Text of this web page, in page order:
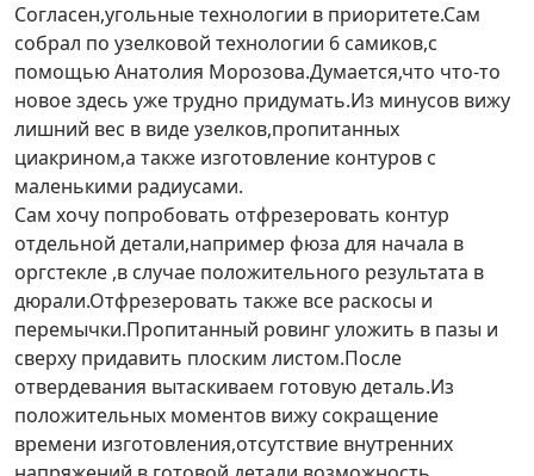
Согласен,угольные технологии в приоритете.Сам
собрал по узелковой технологии 6 самиков,с
помощью Анатолия Морозова.Думается,что что-то
новое здесь уже трудно придумать.Из минусов вижу
лишний вес в виде узелков,пропитанных
циакрином,а также изготовление контуров с
маленькими радиусами.
Сам хочу попробовать отфрезеровать контур
отдельной детали,например фюза для начала в
оргстекле ,в случае положительного результата в
дюрали.Отфрезеровать также все раскосы и
перемычки.Пропитанный ровинг уложить в пазы и
сверху придавить плоским листом.После
отвердевания вытаскиваем готовую деталь.Из
положительных моментов вижу сокращение
времени изготовления,отсутствие внутренних